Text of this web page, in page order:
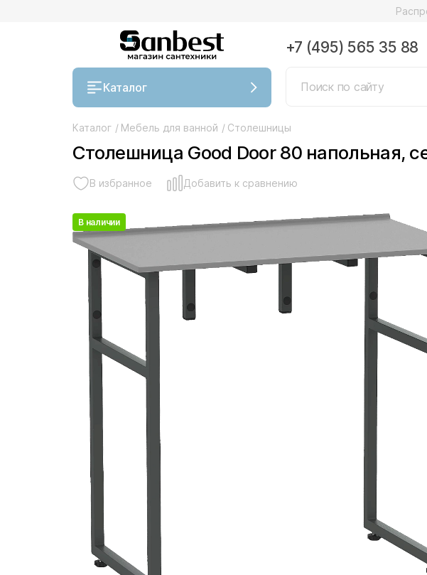
Каталог
+7 (495) 565 35 88
Каталог / Мебель для ванной / Столешницы
Столешница Good Door 80 напольная,
В избранное Добавить к сравнению
В наличии